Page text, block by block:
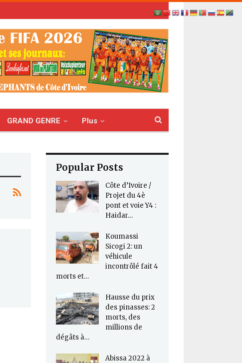
GRAND GENRE Plus
Popular Posts
Côte d’Ivoire /
Projet du 4è
pont et voie Y4 :
Haidar…
Koumassi
Sicogi 2: un
véhicule
incontrôlé fait 4
morts et…
Hausse du prix
des pinasses: 2
morts, des
millions de
dégâts à…
Abissa 2022 à